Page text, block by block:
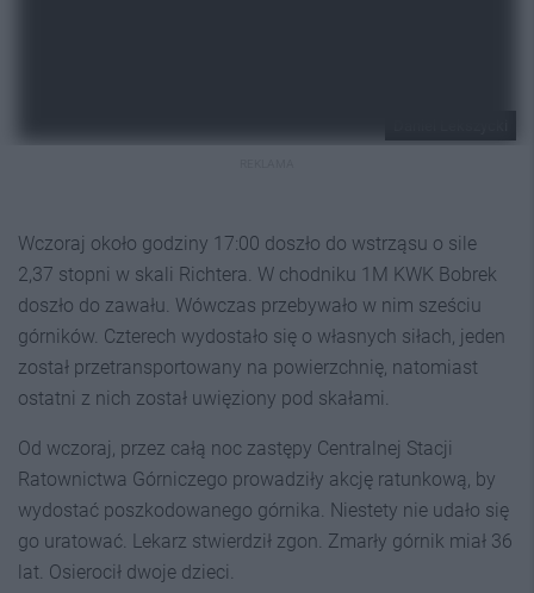
Wczoraj około godziny 17:00 doszło do wstrząsu o sile
2,37 stopni w skali Richtera. W chodniku 1M KWK Bobrek
doszło do zawału. Wówczas przebywało w nim sześciu
górników. Czterech wydostało się o własnych siłach, jeden
został przetransportowany na powierzchnię, natomiast
ostatni z nich został uwięziony pod skałami.
Od wczoraj, przez całą noc zastępy Centralnej Stacji
Ratownictwa Górniczego prowadziły akcję ratunkową, by
wydostać poszkodowanego górnika. Niestety nie udało się
go uratować. Lekarz stwierdził zgon. Zmarły górnik miał 36
lat. Osierocił dwoje dzieci.